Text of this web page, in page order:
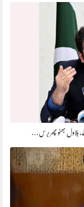
بلاول بھٹو پھر برس…